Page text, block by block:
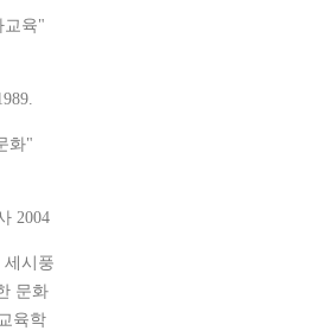
교육"
화"
2004
세시풍
문화
육학